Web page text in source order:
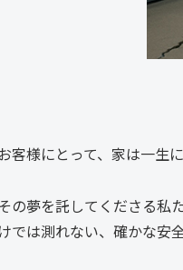
客様にとって、家は一生
その夢を託してくださる私
けでは測れない、確かな安